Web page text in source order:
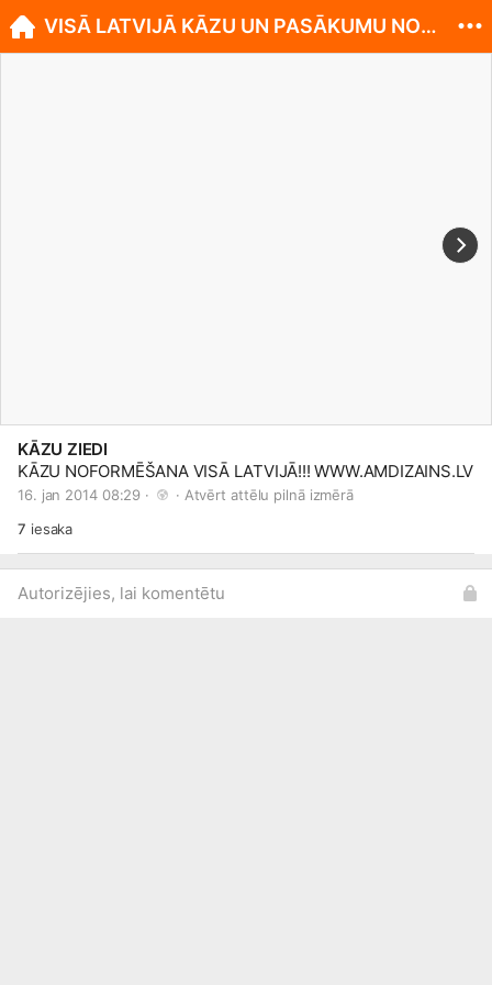
KĀZU ZIEDI
KĀZU NOFORMĒŠANA VISĀ LATVIJĀ!!!WWW.AMDIZAINS.LV
16. jan 2014 08:29 · · Atvērt attēlu pilnā izmērā
7 iesaka
Autorizējies, lai komentētu
VISĀ LATVIJĀ KĀZU UN PASĀKUMU NOFORMĒŠANA!